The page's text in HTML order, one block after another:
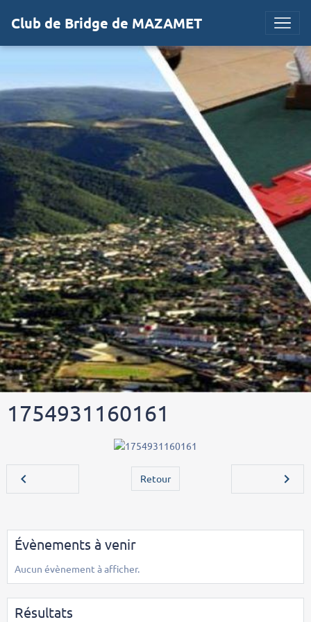
Club de Bridge de MAZAMET
1754931160161
Retour
Évènements à venir
Aucun évènement à afficher.
Résultats